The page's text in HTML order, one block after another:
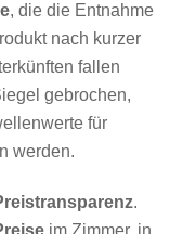
, die die Entnahme
nach kurzer
fallen
gebrochen,
für
werden.
.
im Zimmer, in